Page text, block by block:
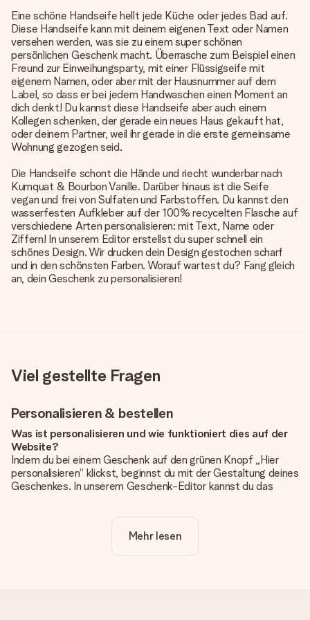
Eine schöne Handseife hellt jede Küche oder jedes Bad auf.
Diese Handseife kann mit deinem eigenen Text oder Namen
versehen werden, was sie zu einem super schönen
persönlichen Geschenk macht. Überrasche zum Beispiel einen
Freund zur Einweihungsparty, mit einer Flüssigseife mit
eigenem Namen, oder aber mit der Hausnummer auf dem
Label, so dass er bei jedem Handwaschen einen Moment an
dich denkt! Du kannst diese Handseife aber auch einem
Kollegen schenken, der gerade ein neues Haus gekauft hat,
oder deinem Partner, weil ihr gerade in die erste gemeinsame
Wohnung gezogen seid.
Die Handseife schont die Hände und riecht wunderbar nach
Kumquat & Bourbon Vanille. Darüber hinaus ist die Seife
vegan und frei von Sulfaten und Farbstoffen. Du kannst den
wasserfesten Aufkleber auf der 100% recycelten Flasche auf
verschiedene Arten personalisieren: mit Text, Name oder
Ziffern! In unserem Editor erstellst du super schnell ein
schönes Design. Wir drucken dein Design gestochen scharf
und in den schönsten Farben. Worauf wartest du? Fang gleich
an, dein Geschenk zu personalisieren!
Viel gestellte Fragen
Personalisieren & bestellen
Was ist personalisieren und wie funktioniert dies auf der
Website?
Indem du bei einem Geschenk auf den grünen Knopf „Hier
personalisieren“ klickst, beginnst du mit der Gestaltung deines
Geschenkes. In unserem Geschenk-Editor kannst du das
noch eines unserer angebotenen Designs, um deinem
Geschenk die perfekte Ausstrahlung zu verleihen.
Mehr lesen